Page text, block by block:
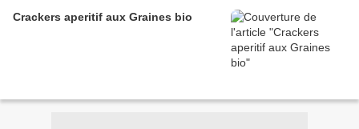
Crackers aperitif aux Graines bio